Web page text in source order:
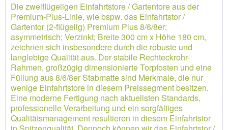
Die zweiflügeligen Einfahrtstore / Gartentore aus der
Premium-Plus-Linie, wie bspw. das Einfahrtstor /
Gartentor (2-flügelig) Premium Plus 8/6/8er;
asymmetrisch; Verzinkt; Breite 300 cm x Höhe 180 cm,
zeichnen sich insbesondere durch die robuste und
langlebige Qualität aus. Der stabile Rechteckrohr-
Rahmen, großzügig dimensionierte Torpfosten und eine
Füllung aus 8/6/8er Stabmatte sind Merkmale, die nur
wenige Einfahrtstore in diesem Preissegment besitzen.
Eine moderne Fertigung nach aktuellsten Standards,
professionelle Verarbeitung und ein sorgfältiges
Qualitätsmanagement resultieren in diesem Einfahrtstor